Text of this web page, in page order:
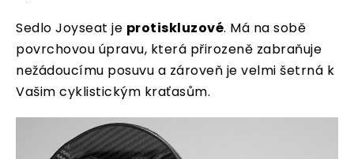
Sedlo Joyseat je protiskluzové. Má na sobě
povrchovou úpravu, která přirozeně zabraňuje
nežádoucímu posuvu a zároveň je velmi šetrná k
Vašim cyklistickým kraťasům.